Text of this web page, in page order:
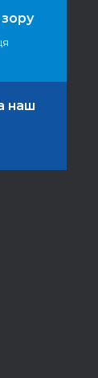
наш